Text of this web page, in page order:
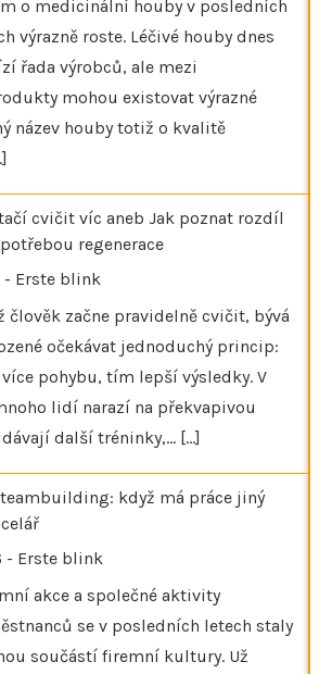
o medicinální houby v posledních
výrazně roste. Léčivé houby dnes
řada výrobců, ale mezi
mohou existovat výrazné
název houby totiž o kvalitě
cvičit víc aneb Jak poznat rozdíl
regenerace
- Erste blink
člověk začne pravidelně cvičit, bývá
očekávat jednoduchý princip:
pohybu, tím lepší výsledky. V
lidí narazí na překvapivou
další tréninky,… [...]
když má práce jiný
- Erste blink
akce a společné aktivity
se v posledních letech staly
součástí firemní kultury. Už